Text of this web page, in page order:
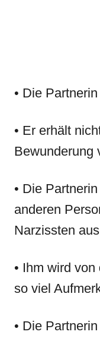
• Die
• Er erhält
Bewunderung
• Die
anderen
Narzissten
• Ihm wird
so viel
• Die